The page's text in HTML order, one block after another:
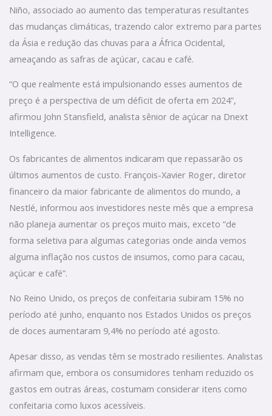
Niño, associado ao aumento das temperaturas resultantes
das mudanças climáticas, trazendo calor extremo para partes
da Ásia e redução das chuvas para a África Ocidental,
ameaçando as safras de açúcar, cacau e café.
“O que realmente está impulsionando esses aumentos de
preço é a perspectiva de um déficit de oferta em 2024”,
afirmou John Stansfield, analista sênior de açúcar na Dnext
Intelligence.
Os fabricantes de alimentos indicaram que repassarão os
últimos aumentos de custo. François-Xavier Roger, diretor
financeiro da maior fabricante de alimentos do mundo, a
Nestlé, informou aos investidores neste mês que a empresa
não planeja aumentar os preços muito mais, exceto “de
forma seletiva para algumas categorias onde ainda vemos
alguma inflação nos custos de insumos, como para cacau,
açúcar e café”.
No Reino Unido, os preços de confeitaria subiram 15% no
período até junho, enquanto nos Estados Unidos os preços
de doces aumentaram 9,4% no período até agosto.
Apesar disso, as vendas têm se mostrado resilientes. Analistas
afirmam que, embora os consumidores tenham reduzido os
gastos em outras áreas, costumam considerar itens como
confeitaria como luxos acessíveis.